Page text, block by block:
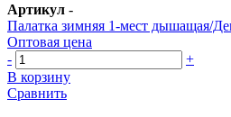
Артикул -
Палатка зимняя 1-мест дышащая/
Оптовая цена
-
+
В корзину
Сравнить